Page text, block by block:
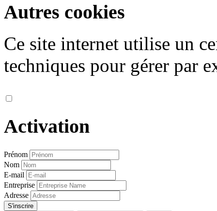
Autres cookies
Ce site internet utilise un
techniques pour gérer par
Activation
Prénom
Nom
E-mail
Entreprise
Adresse